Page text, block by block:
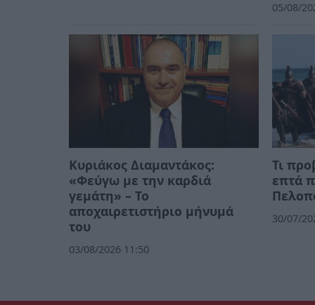
05/08/
Κυριάκος Διαμαντάκος:
«Φεύγω με την καρδιά
γεμάτη» – Το
αποχαιρετιστήριο μήνυμά
του
03/08/2026 11:50
Τι
επτά
30/07/